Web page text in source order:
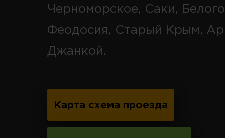
Черноморское, Саки,
Феодосия, Старый Крым,
Джанкой.
Карта схема проезда